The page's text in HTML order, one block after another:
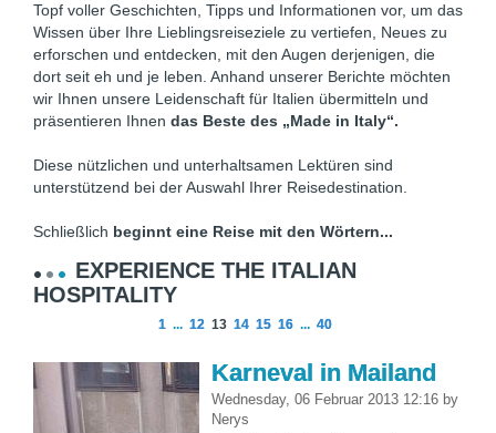
Topf voller Geschichten, Tipps und Informationen vor, um das
Wissen über Ihre Lieblingsreiseziele zu vertiefen, Neues zu
erforschen und entdecken, mit den Augen derjenigen, die
dort seit eh und je leben. Anhand unserer Berichte möchten
wir Ihnen unsere Leidenschaft für Italien übermitteln und
präsentieren Ihnen das Beste des „Made in Italy“.
Diese nützlichen und unterhaltsamen Lektüren sind
unterstützend bei der Auswahl Ihrer Reisedestination.
Schließlich beginnt eine Reise mit den Wörtern...
EXPERIENCE THE ITALIAN
HOSPITALITY
1 ... 12 13 14 15 16 ... 40
Karneval in Mailand
Wednesday, 06 Februar 2013 12:16 by
Nerys